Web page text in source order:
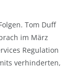
Tom Duff
im März
Regulation
verhinderten,